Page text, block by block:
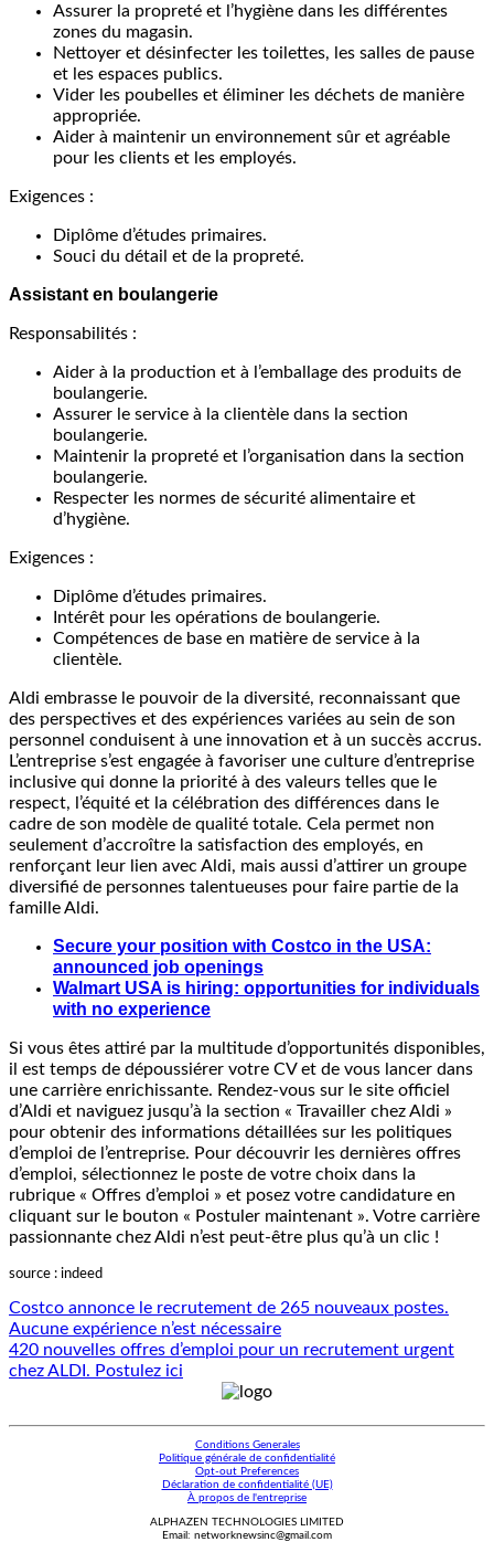
Assurer la propreté et l’hygiène dans les différentes
zones du magasin.
Nettoyer et désinfecter les toilettes, les salles de pause
et les espaces publics.
Vider les poubelles et éliminer les déchets de manière
appropriée.
Aider à maintenir un environnement sûr et agréable
pour les clients et les employés.
Exigences :
Diplôme d’études primaires.
Souci du détail et de la propreté.
Assistant en boulangerie
Responsabilités :
Aider à la production et à l’emballage des produits de
boulangerie.
Assurer le service à la clientèle dans la section
boulangerie.
Maintenir la propreté et l’organisation dans la section
boulangerie.
Respecter les normes de sécurité alimentaire et
d’hygiène.
Exigences :
Diplôme d’études primaires.
Intérêt pour les opérations de boulangerie.
Compétences de base en matière de service à la
clientèle.
Aldi embrasse le pouvoir de la diversité, reconnaissant que
des perspectives et des expériences variées au sein de son
personnel conduisent à une innovation et à un succès accrus.
L’entreprise s’est engagée à favoriser une culture d’entreprise
inclusive qui donne la priorité à des valeurs telles que le
respect, l’équité et la célébration des différences dans le
cadre de son modèle de qualité totale. Cela permet non
seulement d’accroître la satisfaction des employés, en
renforçant leur lien avec Aldi, mais aussi d’attirer un groupe
diversifié de personnes talentueuses pour faire partie de la
famille Aldi.
Secure your position with Costco in the USA:
announced job openings
Walmart USA is hiring: opportunities for individuals
with no experience
Si vous êtes attiré par la multitude d’opportunités disponibles,
il est temps de dépoussiérer votre CV et de vous lancer dans
une carrière enrichissante. Rendez-vous sur le site officiel
d’Aldi et naviguez jusqu’à la section « Travailler chez Aldi »
pour obtenir des informations détaillées sur les politiques
d’emploi de l’entreprise. Pour découvrir les dernières offres
d’emploi, sélectionnez le poste de votre choix dans la
rubrique « Offres d’emploi » et posez votre candidature en
cliquant sur le bouton « Postuler maintenant ». Votre carrière
passionnante chez Aldi n’est peut-être plus qu’à un clic !
source : indeed
Costco annonce le recrutement de 265 nouveaux postes.
Aucune expérience n’est nécessaire
420 nouvelles offres d’emploi pour un recrutement urgent
chez ALDI. Postulez ici
Conditions Generales
Politique générale de confidentialité
Opt-out Preferences
Déclaration de confidentialité (UE)
À propos de l'entreprise
ALPHAZEN TECHNOLOGIES LIMITED
Email: networknewsinc@gmail.com